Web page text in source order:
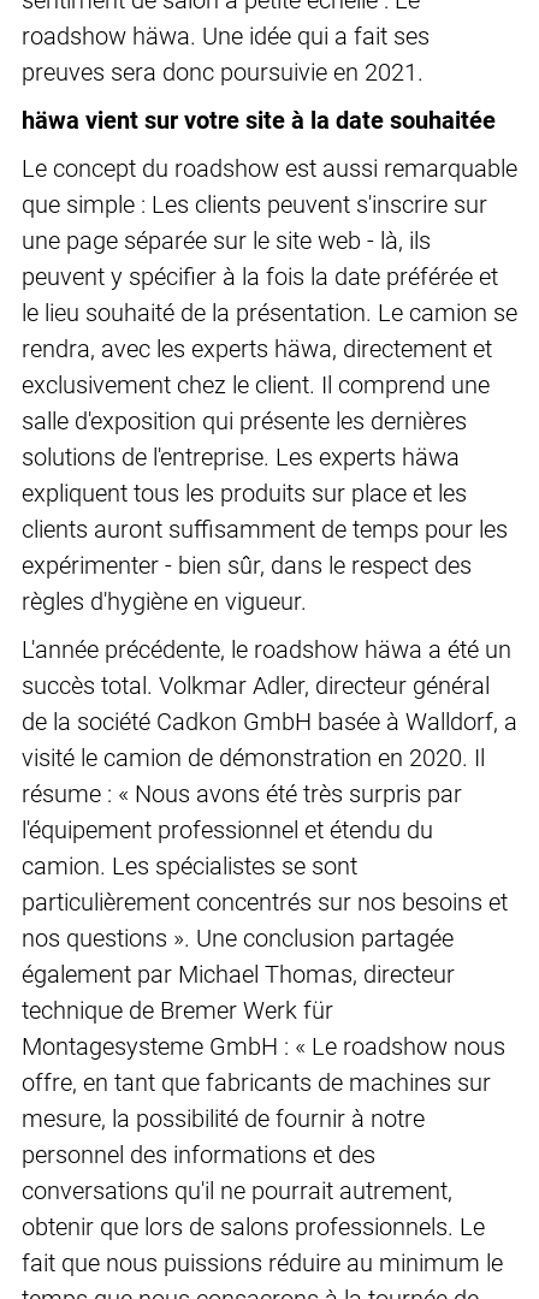
roadshow häwa. Une idée qui a fait ses
preuves sera donc poursuivie en 2021.
häwa vient sur votre site à la date souhaitée
Le concept du roadshow est aussi remarquable
que simple : Les clients peuvent s'inscrire sur
une page séparée sur le site web - là, ils
peuvent y spécifier à la fois la date préférée et
le lieu souhaité de la présentation. Le camion se
rendra, avec les experts häwa, directement et
exclusivement chez le client. Il comprend une
salle d'exposition qui présente les dernières
solutions de l'entreprise. Les experts häwa
expliquent tous les produits sur place et les
clients auront suffisamment de temps pour les
expérimenter - bien sûr, dans le respect des
règles d'hygiène en vigueur.
L'année précédente, le roadshow häwa a été un
succès total. Volkmar Adler, directeur général
de la société Cadkon GmbH basée à Walldorf, a
visité le camion de démonstration en 2020. Il
résume : « Nous avons été très surpris par
l'équipement professionnel et étendu du
camion. Les spécialistes se sont
particulièrement concentrés sur nos besoins et
nos questions ». Une conclusion partagée
également par Michael Thomas, directeur
technique de Bremer Werk für
Montagesysteme GmbH : « Le roadshow nous
offre, en tant que fabricants de machines sur
mesure, la possibilité de fournir à notre
personnel des informations et des
conversations qu'il ne pourrait autrement,
obtenir que lors de salons professionnels. Le
fait que nous puissions réduire au minimum le